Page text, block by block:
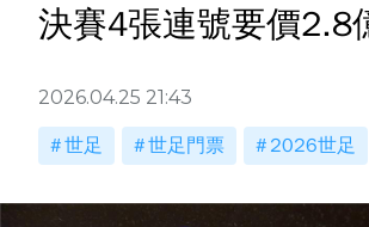
決賽4張連號要價2.8
2026.04.25 21:43
世足 世足門票 2026世足